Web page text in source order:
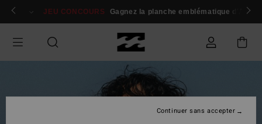
Passer
produit
Se connecter / s'inscrire
JEU CONCOURS Gagnez la planche emblématique d'Andy
Continuer sans accepter